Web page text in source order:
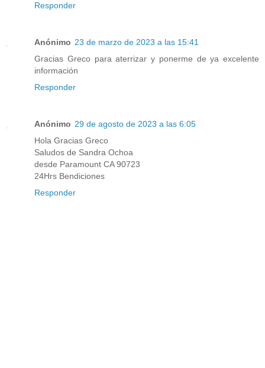
Responder
Anónimo 23 de marzo de 2023 a las 15:41
Gracias Greco para aterrizar y ponerme de ya excelente
información
Responder
Anónimo 29 de agosto de 2023 a las 6:05
Hola Gracias Greco
Saludos de Sandra Ochoa
desde Paramount CA 90723
24Hrs Bendiciones
Responder